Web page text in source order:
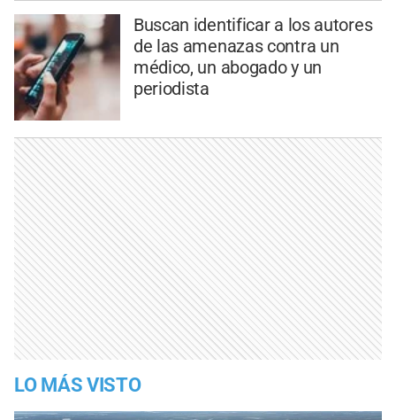
Buscan identificar a los autores
de las amenazas contra un
médico, un abogado y un
periodista
LO MÁS VISTO